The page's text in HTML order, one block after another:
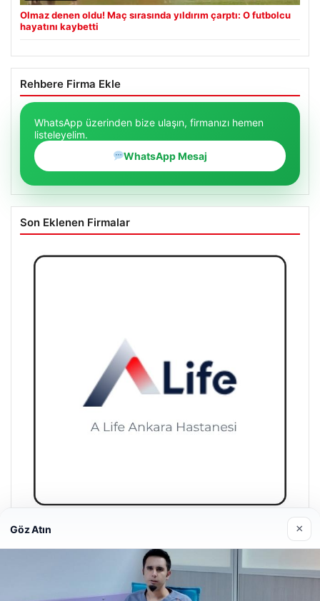
Olmaz denen oldu! Maç sırasında yıldırım çarptı: O futbolcu
hayatını kaybetti
Rehbere Firma Ekle
WhatsApp üzerinden bize ulaşın, firmanızı hemen
listeleyelim.
WhatsApp Mesaj
Son Eklenen Firmalar
A Life Ankara Hastanesi
27/03/2026
Göz Atın ×